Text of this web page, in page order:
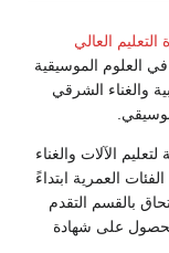
التعليم العالي
العلوم الموسيقية
والغناء الشرقي
الآلات والغناء
العمرية ابتداءً
بالقسم التقدم
على شهادة